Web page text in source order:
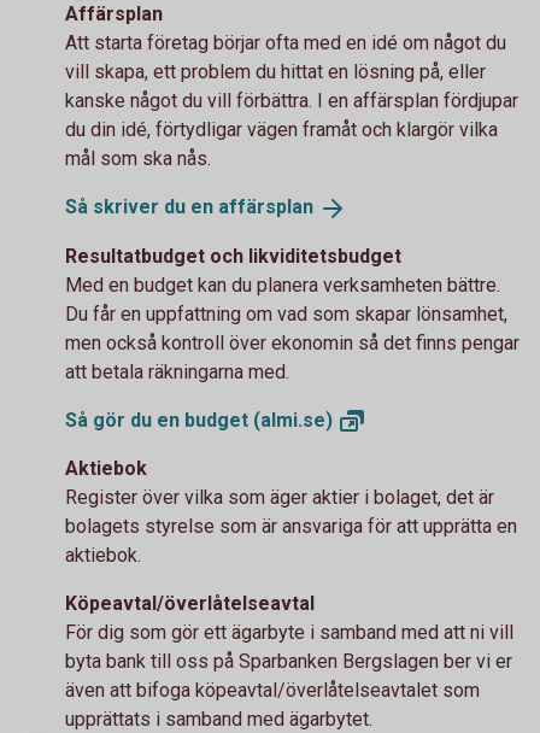
Affärsplan
Att starta företag börjar ofta med en idé om något du
vill skapa, ett problem du hittat en lösning på, eller
kanske något du vill förbättra. I en affärsplan fördjupar
du din idé, förtydligar vägen framåt och klargör vilka
mål som ska nås.
Så skriver du en affärsplan
Resultatbudget och likviditetsbudget
Med en budget kan du planera verksamheten bättre.
Du får en uppfattning om vad som skapar lönsamhet,
men också kontroll över ekonomin så det finns pengar
att betala räkningarna med.
Så gör du en budget (almi.se)
Aktiebok
Register över vilka som äger aktier i bolaget, det är
bolagets styrelse som är ansvariga för att upprätta en
aktiebok.
Köpeavtal/överlåtelseavtal
För dig som gör ett ägarbyte i samband med att ni vill
byta bank till oss på Sparbanken Bergslagen ber vi er
även att bifoga köpeavtal/överlåtelseavtalet som
upprättats i samband med ägarbytet.